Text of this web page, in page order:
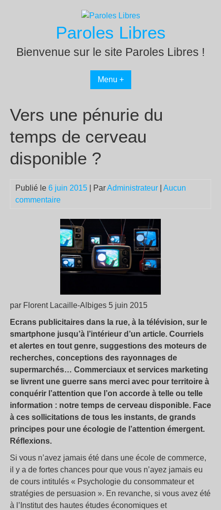
Paroles Libres
Bienvenue sur le site Paroles Libres !
Menu +
Vers une pénurie du
temps de cerveau
disponible ?
Publié le 6 juin 2015 | ParAdministrateur
Aucun
commentaire
par Florent Lacaille-Albiges 5 juin 2015
Ecrans publicitaires dans la rue, à la télévision, sur le
smartphone jusqu’à l’intérieur d’un article. Courriels
et alertes en tout genre, suggestions des moteurs de
recherches, conceptions des rayonnages de
supermarchés… Commerciaux et services marketing
se livrent une guerre sans merci avec pour territoire à
conquérir l’attention que l’on accorde à telle ou telle
information : notre temps de cerveau disponible. Face
à ces sollicitations de tous les instants, de grands
principes pour une écologie de l’attention émergent.
Réflexions.
Si vous n’avez jamais été dans une école de commerce,
il y a de fortes chances pour que vous n’ayez jamais eu
de cours intitulés « Psychologie du consommateur et
stratégies de persuasion ». En revanche, si vous avez été
à l’Institut des hautes études économiques et